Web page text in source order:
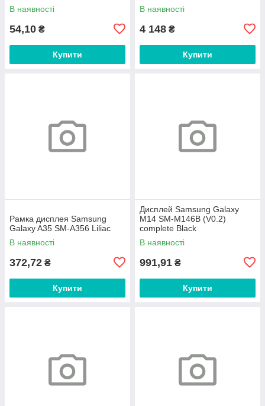
В наявності
54,10 ₴
Купити
В наявності
4 148 ₴
Купити
Рамка дисплея Samsung
Galaxy A35 SM-A356 Liliac
В наявності
372,72 ₴
Купити
Дисплей Samsung Galaxy
M14 SM-M146B (V0.2)
complete Black
В наявності
991,91 ₴
Купити